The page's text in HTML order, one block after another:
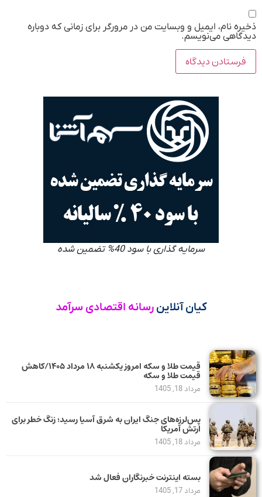
ذخیره نام، ایمیل و وبسایت من در مرورگر برای زمانی که دوباره
دیدگاهی می‌نویسم.
سرمایه گذاری با سود 40% تضمین شده
کیان آنلاین رسانه اقتصادی سرآمد
قیمت طلا و سکه امروز یکشنبه ۱۸ مرداد ۱۴۰۵/کاهش
قیمت طلا و سکه
مرداد 18, 1405
پس‌لرزه‌های جنگ ایران به شرق آسیا رسید؛ زنگ خطر برای
ارتش آمریکا
مرداد 18, 1405
بسته اینترنت خبرنگاران فعال شد
مرداد 17, 1405